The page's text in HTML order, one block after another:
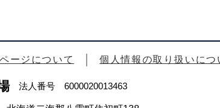
ージについて 個人情報の取り扱いにつ
法人番号 6000020013463